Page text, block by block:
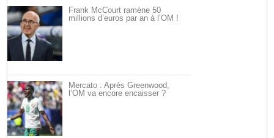
Frank McCourt ramène 50
millions d’euros par an à l’OM !
Mercato : Après Greenwood,
l’OM va encore encaisser ?